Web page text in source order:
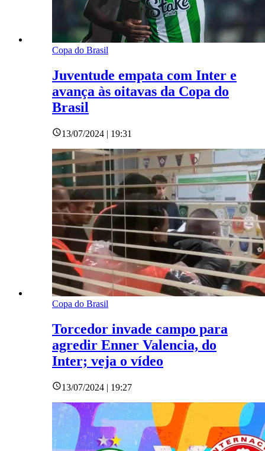
Copa do Brasil
Juventude empata com Inter e
avança às oitavas da Copa do
Brasil
13/07/2024 | 19:31
Copa do Brasil
Torcedor invade campo para
agredir Enner Valencia, do
Inter; veja o vídeo
13/07/2024 | 19:27